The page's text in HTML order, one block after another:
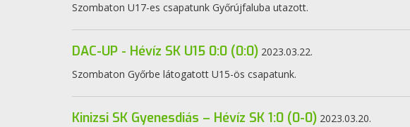
Szombaton U17-es csapatunk Győrújfaluba utazott.
DAC-UP - Hévíz SK U15 0:0 (0:0) 2023.03.22.
Szombaton Győrbe látogatott U15-ös csapatunk.
Kinizsi SK Gyenesdiás – Hévíz SK 1:0 (0-0) 2023.03.20.